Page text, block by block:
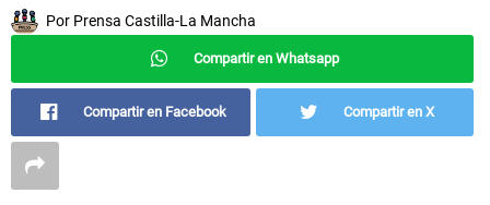
Por Prensa Castilla-La Mancha
Compartir en Whatsapp
Compartir en Facebook Compartir en X